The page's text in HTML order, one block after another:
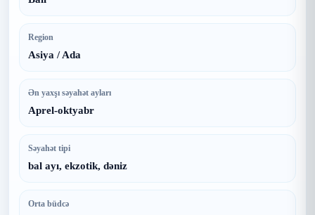
Region
Asiya / Ada
Ən yaxşı səyahət ayları
Aprel-oktyabr
Səyahət tipi
bal ayı, ekzotik, dəniz
Orta büdcə